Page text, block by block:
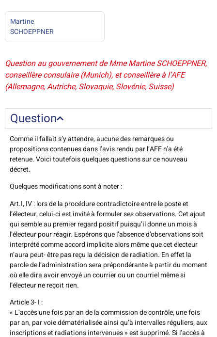
Martine
SCHOEPPNER
Question au gouvernement de Mme Martine SCHOEPPNER,
conseillère consulaire (Munich), et conseillère à l’AFE
(Allemagne, Autriche, Slovaquie, Slovénie, Suisse)
Question
Comme il fallait s’y attendre, aucune des remarques ou
propositions contenues dans l’avis rendu par l’AFE n’a été
retenue. Voici toutefois quelques questions sur ce nouveau
décret.
Quelques modifications sont à noter :
Art.I, IV : lors de la procédure contradictoire entre le poste et
l’électeur, celui-ci est invité à formuler ses observations. Cet ajout
qui semble au premier regard positif puisqu’il donne un mois à
l’électeur pour réagir. Espérons que l’absence d’observations soit
interprété comme accord implicite alors même que cet électeur
n’aura peut- être pas reçu la décision de radiation. En effet la
parole de l‘administration sera prépondérante à partir du moment
où elle dira avoir envoyé un courrier ou un courriel même si
l’électeur ne reçoit rien.
Article 3- I :
« L’accès une fois par an de la commission de contrôle, une fois
par an, par voie dématérialisée ainsi qu’à intervalles réguliers, aux
inscriptions et radiations intervenues » est supprimé. Si l’accès à